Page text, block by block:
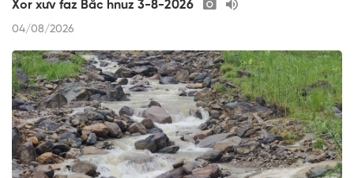
Xor xưv faz Bắc hnuz 3-8-2026
04/08/2026